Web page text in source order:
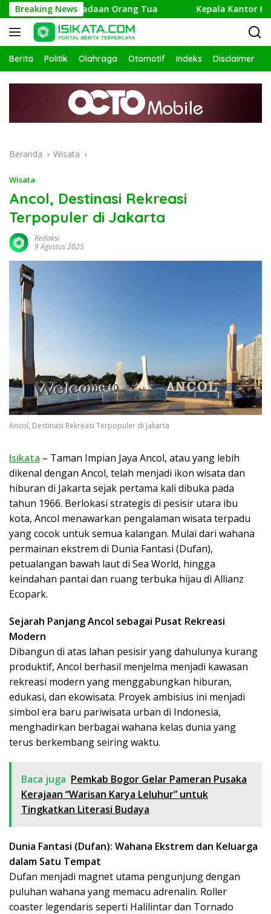
Langsung
ke
konten
Breaking News
Keberadaan Orang Tua Kepala Kantor
Berita Politik Olahraga Otomotif Indeks Disclaimer
Beranda Wisata
Wisata
Ancol, Destinasi Rekreasi
Terpopuler di Jakarta
Redaksi
9 Agustus 2025
Ancol, Destinasi Rekreasi Terpopuler di Jakarta
Isikata – Taman Impian Jaya Ancol, atau yang lebih
dikenal dengan Ancol, telah menjadi ikon wisata dan
hiburan di Jakarta sejak pertama kali dibuka pada
tahun 1966. Berlokasi strategis di pesisir utara ibu
kota, Ancol menawarkan pengalaman wisata terpadu
yang cocok untuk semua kalangan. Mulai dari wahana
permainan ekstrem di Dunia Fantasi (Dufan),
petualangan bawah laut di Sea World, hingga
keindahan pantai dan ruang terbuka hijau di Allianz
Ecopark.
Sejarah Panjang Ancol sebagai Pusat Rekreasi
Modern
Dibangun di atas lahan pesisir yang dahulunya kurang
produktif, Ancol berhasil menjelma menjadi kawasan
rekreasi modern yang menggabungkan hiburan,
edukasi, dan ekowisata. Proyek ambisius ini menjadi
simbol era baru pariwisata urban di Indonesia,
menghadirkan berbagai wahana kelas dunia yang
terus berkembang seiring waktu.
Baca juga Pemkab Bogor Gelar Pameran Pusaka
Kerajaan “Warisan Karya Leluhur” untuk
Tingkatkan Literasi Budaya
Dunia Fantasi (Dufan): Wahana Ekstrem dan Keluarga
dalam Satu Tempat
Dufan menjadi magnet utama pengunjung dengan
puluhan wahana yang memacu adrenalin. Roller
coaster legendaris seperti Halilintar dan Tornado